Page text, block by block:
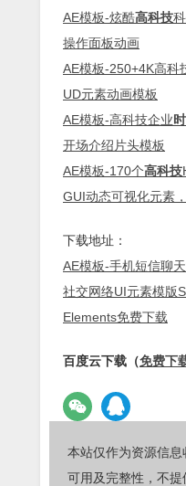
AE模板-炫酷高科技
操作面板动画
AE模板-250+4K高科
UD元素动画模板
AE模板-高科技企业
开场介绍片头模板
AE模板-170个高科技
GUI动态可视化元素
下载地址：
AE模板-手机短信聊
社交网络UI元素模版
Elements免费下载
百度云下载（免费下
本站仅作为资源信
可用及完整性，不